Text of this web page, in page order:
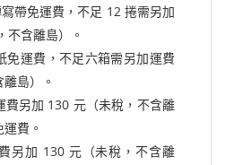
帶免運費，不足 12 捲需另加
不含離島）。
免運費，不足六箱需另加運費
島）。
費另加 130 元（未稅，不含離
費。
另加 130 元（未稅，不含離